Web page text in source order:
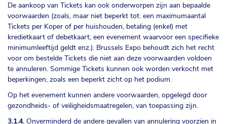
De aankoop van Tickets kan ook onderworpen zijn aan bepaalde
voorwaarden (zoals, maar niet beperkt tot: een maximumaantal
Tickets per Koper of per huishouden, betaling (enkel) met
kredietkaart of debetkaart, een evenement waarvoor een specifieke
minimumleeftijd geldt enz.). Brussels Expo behoudt zich het recht
voor om bestelde Tickets die niet aan deze voorwaarden voldoen
te annuleren. Sommige Tickets kunnen ook worden verkocht met
beperkingen, zoals een beperkt zicht op het podium.
Op het evenement kunnen andere voorwaarden, opgelegd door
gezondheids- of veiligheidsmaatregelen, van toepassing zijn.
3.1.4. Onverminderd de andere gevallen van annulering voorzien in